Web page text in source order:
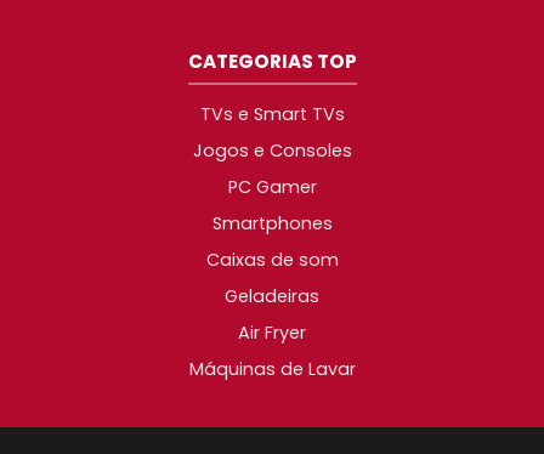
CATEGORIAS TOP
TVs e Smart TVs
Jogos e Consoles
PC Gamer
Smartphones
Caixas de som
Geladeiras
Air Fryer
Máquinas de Lavar